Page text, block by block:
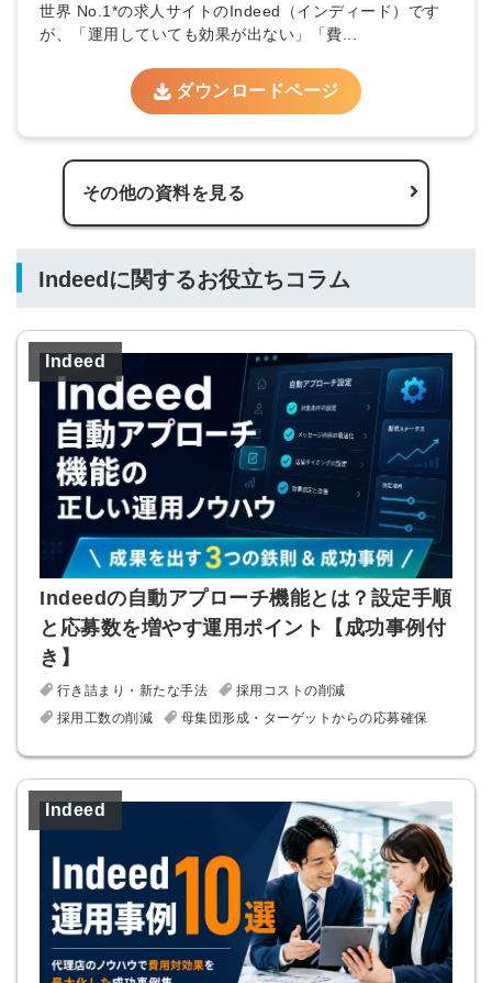
世界 No.1*の求人サイトのIndeed（インディード）です
が、「運用していても効果が出ない」「費...
ダウンロードページ
その他の資料を見る
Indeedに関するお役立ちコラム
Indeed
Indeedの自動アプローチ機能とは？設定手順
と応募数を増やす運用ポイント【成功事例付
き】
行き詰まり・新たな手法
採用コストの削減
採用工数の削減
母集団形成・ターゲットからの応募確保
Indeed
をご利用する
要です。
採用課題の解決、新しい採用の
取り組みなどを取材したインタ
ビュー記事が読める
採用にまつわる独自の調査レポ
ートが届く
採用に役立つ記事・資料が届く